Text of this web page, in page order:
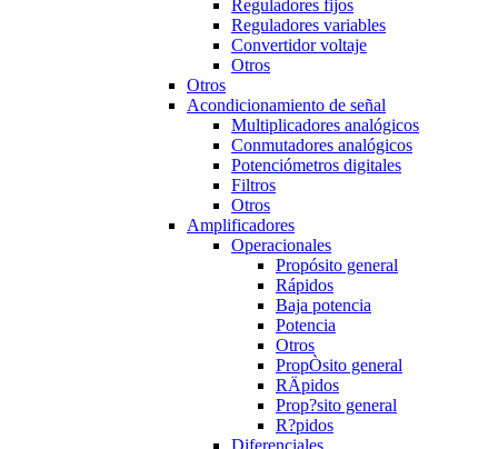
Reguladores fijos
Reguladores variables
Convertidor voltaje
Otros
Otros
Acondicionamiento de señal
Multiplicadores analógicos
Conmutadores analógicos
Potenciómetros digitales
Filtros
Otros
Amplificadores
Operacionales
Propósito general
Rápidos
Baja potencia
Potencia
Otros
PropÒsito general
RÄpidos
Prop?sito general
R?pidos